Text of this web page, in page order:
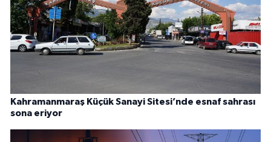
Kahramanmaraş Küçük Sanayi Sitesi’nde esnaf sahrası
sona eriyor